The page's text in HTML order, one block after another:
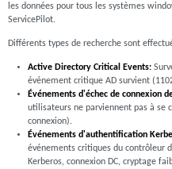
les données pour tous les systèmes
ServicePilot.
Différents types de recherche sont
Active Directory Critical Events:
événement critique AD survient
Événements d'échec de connexion
utilisateurs ne parviennent pas à se
connexion).
Événements d'authentification
événements critiques du contrôleur
Kerberos, connexion DC, cryptage